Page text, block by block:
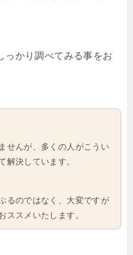
っかり調べてみる事をお
せんが、多くの人がこうい
解決しています。
るのではなく、大変ですが
ススメいたします。